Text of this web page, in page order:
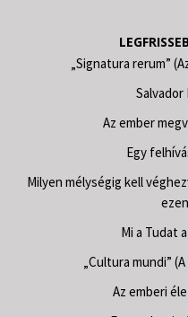
„Signatura rerum”
Salvador
Az ember
Egy
Milyen mélységig kell
Mi a Tudat
„Cultura mundi”
Az emberi